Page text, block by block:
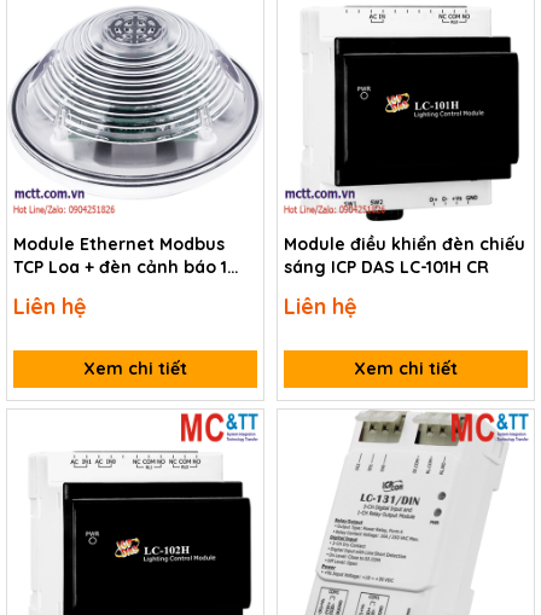
Module Ethernet Modbus
TCP Loa + đèn cảnh báo 1
ALM-Horn-RGB CR
Liên hệ
Xem chi tiết
Module điều khiển đèn chiếu
sáng ICP DAS LC-101H CR
Liên hệ
Xem chi tiết